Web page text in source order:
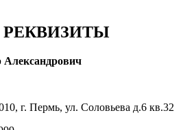
г. Пермь, ул. Соловьева д.6 кв.32